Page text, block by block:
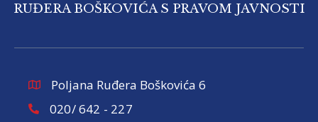
RUĐERA BOŠKOVIĆA S PRAVOM JAVNOSTI
Poljana Ruđera Boškovića 6
020/ 642 - 227